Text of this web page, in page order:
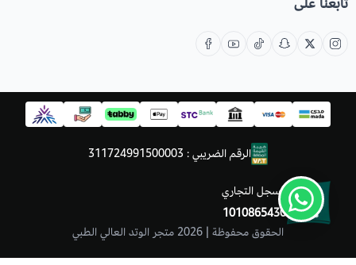
الحقوق محفوظة | 2026 متجر الوتد العالي الطبي
السجل التجاري
1010865430
الرقم الضريبي : 311724991500003